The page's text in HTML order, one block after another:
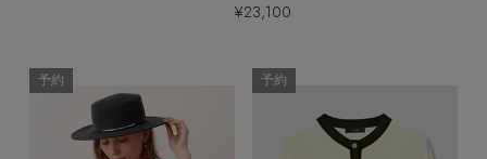
¥23,100
予約
予約